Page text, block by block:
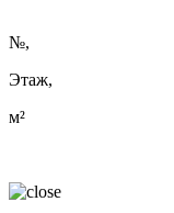
№,
Этаж,
м²